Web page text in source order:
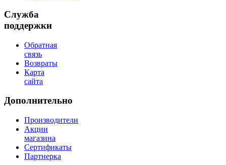
Служба
поддержки
Обратная
связь
Возвраты
Карта
сайта
Дополнительно
Производители
Акции
магазина
Сертификаты
Партнерка